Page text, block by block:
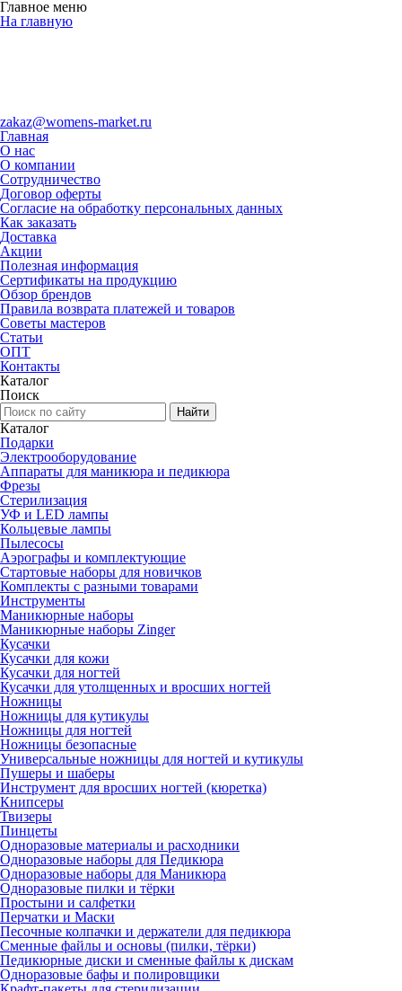
Главное меню
На главную
zakaz@womens-market.ru
Главная
О нас
О компании
Сотрудничество
Договор оферты
Согласие на обработку персональных данных
Как заказать
Доставка
Акции
Полезная информация
Сертификаты на продукцию
Обзор брендов
Правила возврата платежей и товаров
Советы мастеров
Статьи
ОПТ
Контакты
Каталог
Поиск
Каталог
Подарки
Электро­оборудование
Аппараты для маникюра и педикюра
Фрезы
Стерилизация
УФ и LED лампы
Кольцевые лампы
Пылесосы
Аэрографы и комплектующие
Стартовые наборы для новичков
Комплекты с разными товарами
Инструменты
Маникюрные наборы
Маникюрные наборы Zinger
Кусачки
Кусачки для кожи
Кусачки для ногтей
Кусачки для утолщенных и вросших ногтей
Ножницы
Ножницы для кутикулы
Ножницы для ногтей
Ножницы безопасные
Универсальные ножницы для ногтей и кутикулы
Пушеры и шаберы
Инструмент для вросших ногтей (кюретка)
Книпсеры
Твизеры
Пинцеты
Одноразовые материалы и расходники
Одноразовые наборы для Педикюра
Одноразовые наборы для Маникюра
Одноразовые пилки и тёрки
Простыни и салфетки
Перчатки и Маски
Песочные колпачки и держатели для педикюра
Cменные файлы и основы (пилки, тёрки)
Педикюрные диски и сменные файлы к дискам
Одноразовые бафы и полировщики